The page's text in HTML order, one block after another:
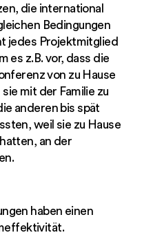
die international
Bedingungen
jedes Projektmitglied
es z.B. vor, dass die
von zu Hause
mit der Familie zu
anderen bis spät
weil sie zu Hause
an der
haben einen